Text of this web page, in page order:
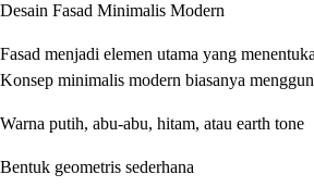
Desain Fasad Minimalis Modern
Fasad menjadi elemen utama yang
Konsep minimalis modern biasanya
Warna putih, abu-abu, hitam, atau earth tone
Bentuk geometris sederhana